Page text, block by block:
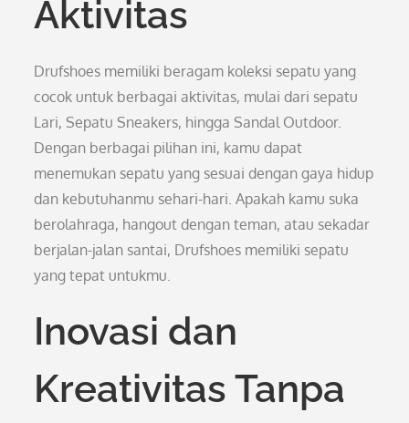
Aktivitas
Drufshoes memiliki beragam koleksi sepatu yang
cocok untuk berbagai aktivitas, mulai dari sepatu
Lari, Sepatu Sneakers, hingga Sandal Outdoor.
Dengan berbagai pilihan ini, kamu dapat
menemukan sepatu yang sesuai dengan gaya hidup
dan kebutuhanmu sehari-hari. Apakah kamu suka
berolahraga, hangout dengan teman, atau sekadar
berjalan-jalan santai, Drufshoes memiliki sepatu
yang tepat untukmu.
Inovasi dan
Kreativitas Tanpa